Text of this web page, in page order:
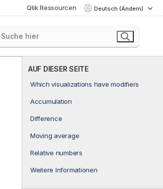
Qlik Ressourcen Deutsch (Ändern)
AUF DIESER SEITE
Which visualizations have modifiers
Accumulation
Difference
Moving average
Relative numbers
Weitere Informationen